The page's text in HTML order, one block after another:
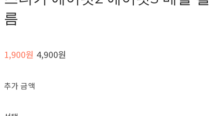
름
1,900원 4,900원
추가 금액